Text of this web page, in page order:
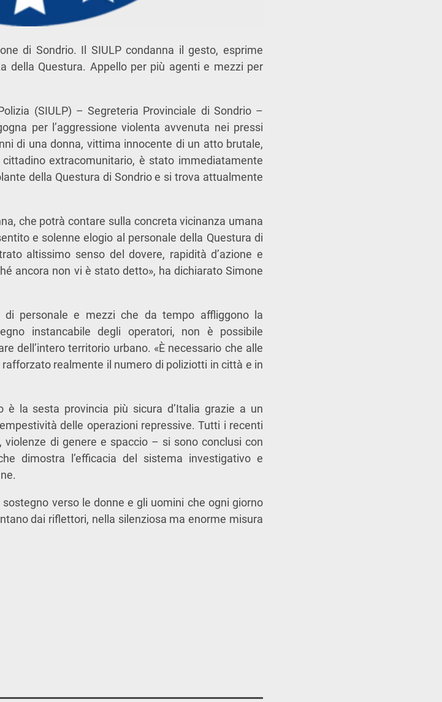
di Sondrio. Il SIULP condanna il gesto, esprime
della Questura. Appello per più agenti e mezzi per
(SIULP) – Segreteria Provinciale di Sondrio–
per l’aggressione violenta avvenuta nei pressi
di una donna, vittima innocente di un atto brutale,
extracomunitario, è stato immediatamente
della Questura di Sondrioe si trova attualmente
che potrà contare sulla concreta vicinanza umana
e solenne elogio al personale della Questura di
altissimo senso del dovere, rapidità d’azione e
ancora non vi è stato detto», ha dichiarato Simone
personale e mezzi che da tempo affliggono la
instancabile degli operatori, non è possibile
dell’intero territorio urbano. «È necessario che alle
realmente il numero di poliziotti in città e in
è la sesta provincia più sicura d’Italia grazie a un
delle operazioni repressive. Tutti i recenti
di genere e spaccio – si sono conclusi con
dimostra l’efficacia del sistema investigativo e
verso le donne e gli uomini che ogni giorno
dai riflettori, nella silenziosa ma enorme misura